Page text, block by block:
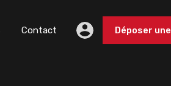
Contact Déposer